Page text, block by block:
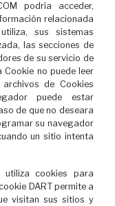
podría acceder,
relacionada
sus sistemas
las secciones de
de su servicio de
Cookie no puede leer
de Cookies
puede estar
de que no deseara
su navegador
un sitio intenta
utiliza cookies para
DART permite a
visitan sus sitios y